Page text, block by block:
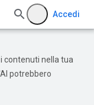
Accedi
contenuti nella tua
potrebbero